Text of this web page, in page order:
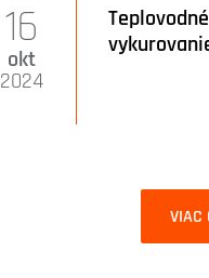
16
okt
2024
VIAC